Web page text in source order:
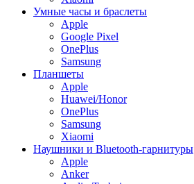
Умные часы и браслеты
Apple
Google Pixel
OnePlus
Samsung
Планшеты
Apple
Huawei/Honor
OnePlus
Samsung
Xiaomi
Наушники и Bluetooth-гарнитуры
Apple
Anker